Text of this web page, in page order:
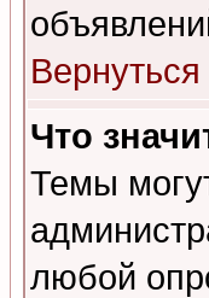
Что
Темы
любой